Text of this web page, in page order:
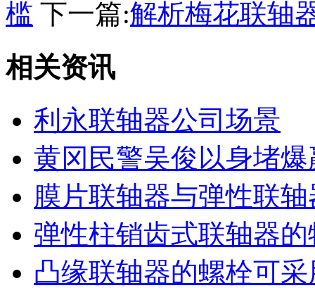
槛 下一篇:解析梅花联轴
相关资讯
利永联轴器公司场景
黄冈民警吴俊以身堵
膜片联轴器与弹性联
弹性柱销齿式联轴器
凸缘联轴器的螺栓可